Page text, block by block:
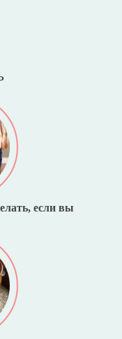
если вы